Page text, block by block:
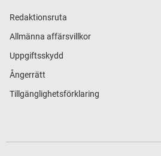
Redaktionsruta
Allmänna affärsvillkor
Uppgiftsskydd
Ångerrätt
Tillgänglighetsförklaring